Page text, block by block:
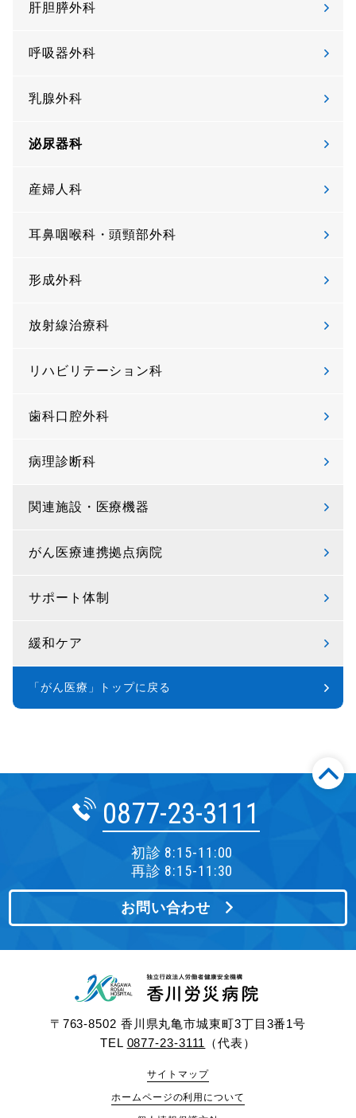
肝胆膵外科
呼吸器外科
乳腺外科
泌尿器科
産婦人科
耳鼻咽喉科・頭頸部外科
形成外科
放射線治療科
リハビリテーション科
歯科口腔外科
病理診断科
関連施設・医療機器
がん医療連携拠点病院
サポート体制
緩和ケア
「がん医療」トップに戻る
0877-23-3111
初診 8:15-11:00
再診 8:15-11:30
お問い合わせ
〒763-8502 香川県丸亀市城東町3丁目3番1号
TEL 0877-23-3111 （代表）
サイトマップ
ホームページの利用について